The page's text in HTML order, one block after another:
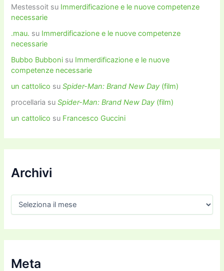
Mestessoit su Immerdificazione e le nuove competenze
necessarie
.mau. su Immerdificazione e le nuove competenze
necessarie
Bubbo Bubboni su Immerdificazione e le nuove
competenze necessarie
un cattolico suSpider-Man: Brand New Day (film)
procellaria suSpider-Man: Brand New Day (film)
un cattolico su Francesco Guccini
Archivi
h
i
iMeta